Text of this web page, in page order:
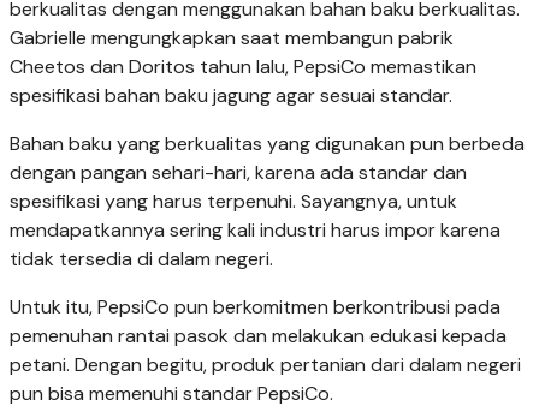
berkualitas dengan menggunakan bahan baku berkualitas.
Gabrielle mengungkapkan saat membangun pabrik
Cheetos dan Doritos tahun lalu, PepsiCo memastikan
spesifikasi bahan baku jagung agar sesuai standar.
Bahan baku yang berkualitas yang digunakan pun berbeda
dengan pangan sehari-hari, karena ada standar dan
spesifikasi yang harus terpenuhi. Sayangnya, untuk
mendapatkannya sering kali industri harus impor karena
tidak tersedia di dalam negeri.
Untuk itu, PepsiCo pun berkomitmen berkontribusi pada
pemenuhan rantai pasok dan melakukan edukasi kepada
petani. Dengan begitu, produk pertanian dari dalam negeri
pun bisa memenuhi standar PepsiCo.